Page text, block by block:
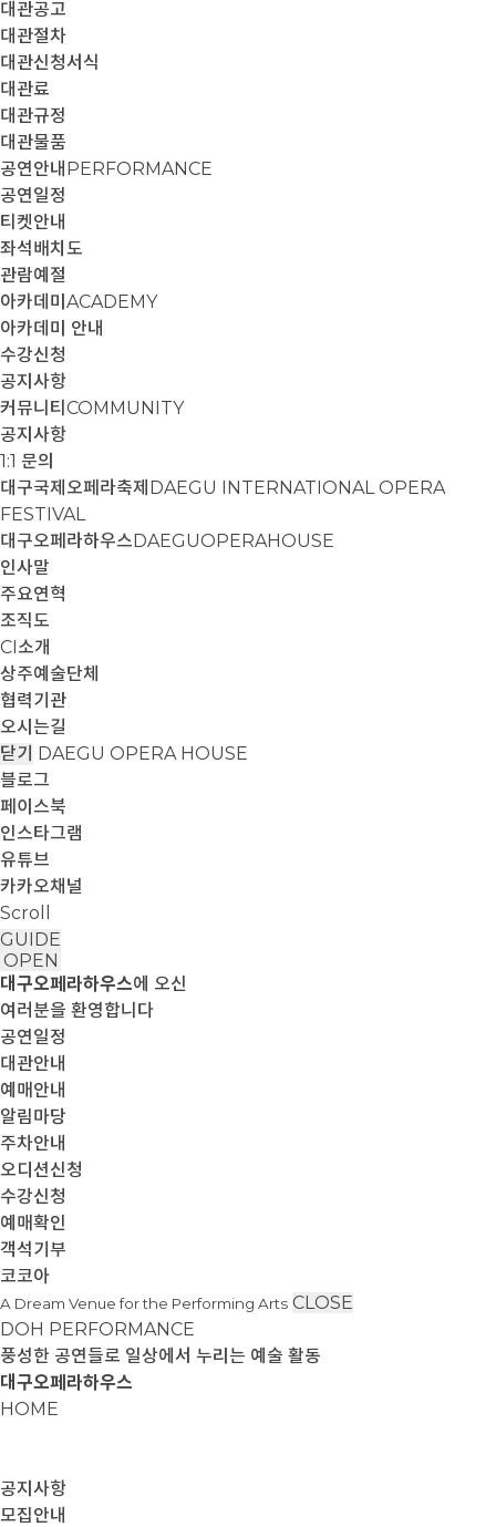
대관공고
대관절차
대관신청서식
대관료
대관규정
대관물품
공연안내 PERFORMANCE
공연일정
티켓안내
좌석배치도
관람예절
아카데미 ACADEMY
아카데미 안내
수강신청
공지사항
커뮤니티 COMMUNITY
공지사항
1:1 문의
대구국제오페라축제 DAEGU INTERNATIONAL OPERA
FESTIVAL
대구오페라하우스DAEGUOPERAHOUSE
인사말
주요연혁
조직도
CI소개
상주예술단체
협력기관
오시는길
닫기 DAEGU OPERA HOUSE
블로그
페이스북
인스타그램
유튜브
카카오채널
Scroll
GUIDE
OPEN
대구오페라하우스에 오신
여러분을 환영합니다
공연일정
대관안내
예매안내
알림마당
주차안내
오디션신청
수강신청
예매확인
객석기부
코코아
A Dream Venue for the Performing Arts CLOSE
DOH PERFORMANCE
풍성한 공연들로 일상에서 누리는 예술 활동
대구오페라하우스
HOME
공지사항
모집안내